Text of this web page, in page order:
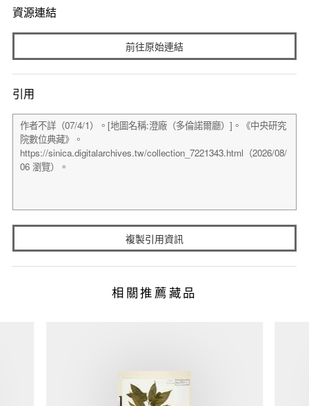
資源連結
前往原始連結
引用
複製引用資訊
相關推薦藏品